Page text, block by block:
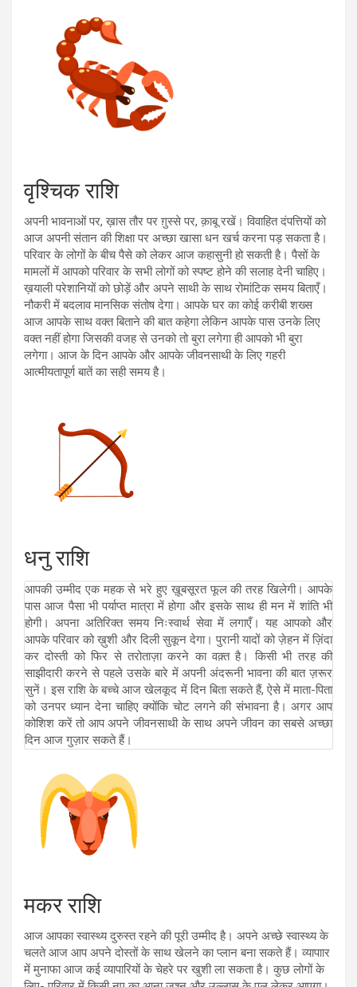
वृश्चिक राशि
अपनी भावनाओं पर, ख़ास तौर पर ग़ुस्से पर, क़ाबू रखें। विवाहित दंपत्तियों को
आज अपनी संतान की शिक्षा पर अच्छा खासा धन खर्च करना पड़ सकता है।
परिवार के लोगों के बीच पैसे को लेकर आज कहासुनी हो सकती है। पैसों के
मामलों में आपको परिवार के सभी लोगों को स्पष्ट होने की सलाह देनी चाहिए।
ख़याली परेशानियों को छोड़ें और अपने साथी के साथ रोमांटिक समय बिताएँ।
नौकरी में बदलाव मानसिक संतोष देगा। आपके घर का कोई करीबी शख्स
आज आपके साथ वक्त बिताने की बात कहेगा लेकिन आपके पास उनके लिए
वक्त नहीं होगा जिसकी वजह से उनको तो बुरा लगेगा ही आपको भी बुरा
लगेगा। आज के दिन आपके और आपके जीवनसाथी के लिए गहरी
आत्मीयतापूर्ण बातें का सही समय है।
धनु राशि
आपकी उम्मीद एक महक से भरे हुए ख़ूबसूरत फूल की तरह खिलेगी। आपके
पास आज पैसा भी पर्याप्त मात्रा में होगा और इसके साथ ही मन में शांति भी
होगी। अपना अतिरिक्त समय निःस्वार्थ सेवा में लगाएँ। यह आपको और
आपके परिवार को ख़ुशी और दिली सुकून देगा। पुरानी यादों को ज़ेहन में ज़िंदा
कर दोस्ती को फिर से तरोताज़ा करने का वक़्त है। किसी भी तरह की
साझीदारी करने से पहले उसके बारे में अपनी अंदरूनी भावना की बात ज़रूर
सुनें। इस राशि के बच्चे आज खेलकूद में दिन बिता सकते हैं, ऐसे में माता-पिता
को उनपर ध्यान देना चाहिए क्योंकि चोट लगने की संभावना है। अगर आप
कोशिश करें तो आप अपने जीवनसाथी के साथ अपने जीवन का सबसे अच्छा
दिन आज गुज़ार सकते हैं।
मकर राशि
आज आपका स्वास्थ्य दुरुस्त रहने की पूरी उम्मीद है। अपने अच्छे स्वास्थ्य के
चलते आज आप अपने दोस्तों के साथ खेलने का प्लान बना सकते हैं। व्यापाार
में मुनाफा आज कई व्यापारियों के चेहरे पर खुशी ला सकता है। कुछ लोगों के